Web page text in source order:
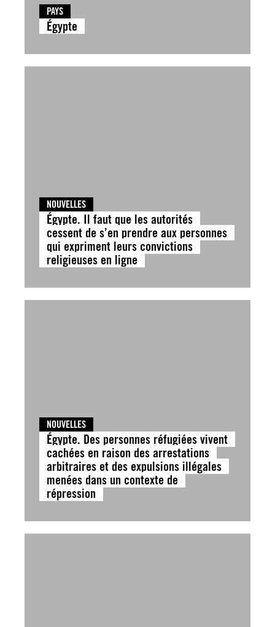
PAYS
Égypte
NOUVELLES
Égypte. Il faut que les autorités
cessent de s’en prendre aux personnes
qui expriment leurs convictions
religieuses en ligne
NOUVELLES
Égypte. Des personnes réfugiées vivent
cachées en raison des arrestations
arbitraires et des expulsions illégales
menées dans un contexte de
répression